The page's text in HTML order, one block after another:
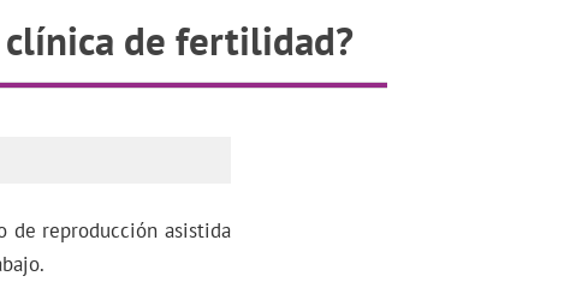
clínica de fertilidad?
de reproducción asistida